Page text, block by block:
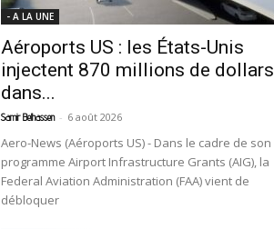
- A LA UNE
Aéroports US : les États-Unis
injectent 870 millions de dollars
dans...
Samir Belhassen - 6 août 2026
Aero-News (Aéroports US) - Dans le cadre de son
programme Airport Infrastructure Grants (AIG), la
Federal Aviation Administration (FAA) vient de
débloquer